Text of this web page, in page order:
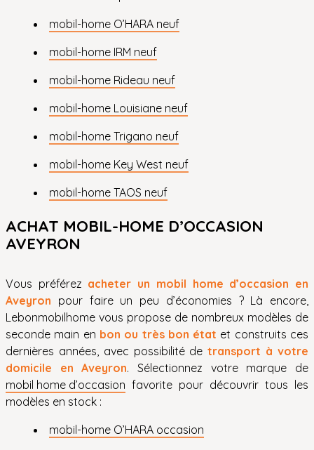
mobil-home O’HARA neuf
mobil-home IRM neuf
mobil-home Rideau neuf
mobil-home Louisiane neuf
mobil-home Trigano neuf
mobil-home Key West neuf
mobil-home TAOS neuf
ACHAT MOBIL-HOME D’OCCASION
AVEYRON
Vous préférez acheter un mobil home d’occasion en
Aveyron pour faire un peu d’économies ? Là encore,
Lebonmobilhome vous propose de nombreux modèles de
seconde main en bon ou très bon état et construits ces
dernières années, avec possibilité detransport à votre
domicile en Aveyron. Sélectionnez votre marque de
mobil home d’occasion favorite pour découvrir tous les
modèles en stock :
mobil-home O’HARA occasion